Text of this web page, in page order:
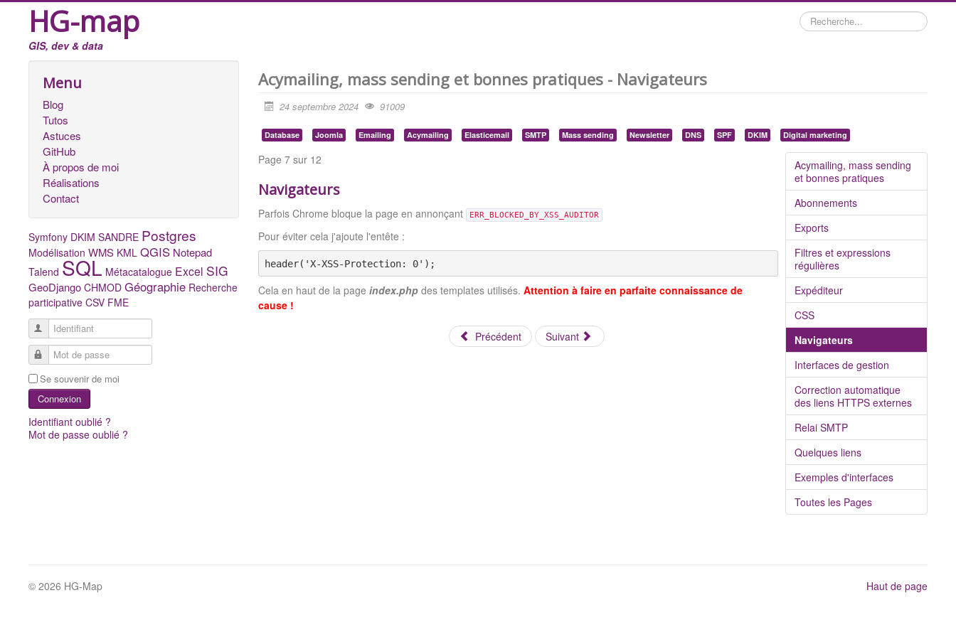
HG-map
GIS, dev & data
Rechercher
Menu
Blog
Tutos
Astuces
GitHub
À propos de moi
Réalisations
Contact
Symfony DKIM SANDRE Postgres
Modélisation WMS KML QGIS Notepad
Talend SQL Métacatalogue Excel SIG
GeoDjango CHMOD Géographie Recherche
participative CSV FME
Identifiant
Mot de passe
Se souvenir de moi
Connexion
Identifiant oublié ?
Mot de passe oublié ?
Acymailing, mass sending et bonnes pratiques - Navigateurs
24 septembre 2024 91009
Database Joomla Emailing Acymailing Elasticemail SMTP Mass sending Newsletter DNS SPF DKIM Digital marketing
Acymailing, mass sending
et bonnes pratiques
Abonnements
Exports
Filtres et expressions
régulières
Expéditeur
CSS
Navigateurs
Interfaces de gestion
Correction automatique
des liens HTTPS externes
Relai SMTP
Quelques liens
Exemples d'interfaces
Toutes les Pages
Page 7 sur 12
Navigateurs
Parfois Chrome bloque la page en annonçant ERR_BLOCKED_BY_XSS_AUDITOR
Pour éviter cela j'ajoute l'entête :
header('X-XSS-Protection: 0');
Cela en haut de la page index.phpdes templates utilisés. Attention à faire en parfaite connaissance de
cause !
Précédent Suivant
Haut de page
© 2026 HG-Map